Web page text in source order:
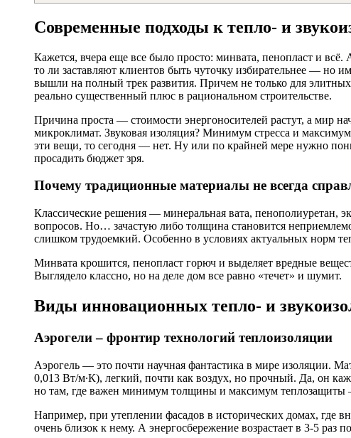
Современные подходы к тепло- и
Кажется, вчера еще все было просто: минвата, пенопласт и
то ли заставляют клиентов быть чуточку избирательнее — но
вышли на полный трек развития. Причем не только для
реально существенный плюс в рациональном строительстве.
Причина проста — стоимости энергоносителей растут, а мир
микроклимат. Звуковая изоляция? Минимум стресса и
эти вещи, то сегодня — нет. Ну или по крайней мере нужно
просадить бюджет зря.
Почему традиционные материалы не всегда
Классические решения — минеральная вата, пенополиуретан,
вопросов. Но… зачастую либо толщина становится
слишком трудоемкий. Особенно в условиях актуальных норм
Минвата крошится, пенопласт горюч и выделяет вредные
Выглядело классно, но на деле дом все равно «течет» и шумит.
Виды инновационных тепло- и
Аэрогели – фронтир технологий теплоизоляции
Аэрогель — это почти научная фантастика в мире изоляции.
0,013 Вт/м∙К), легкий, почти как воздух, но прочный. Да, он
но там, где важен минимум толщины и максимум теплозащиты
Например, при утеплении фасадов в исторических домах, где
очень близок к нему. А энергосбережение возрастает в 3-5